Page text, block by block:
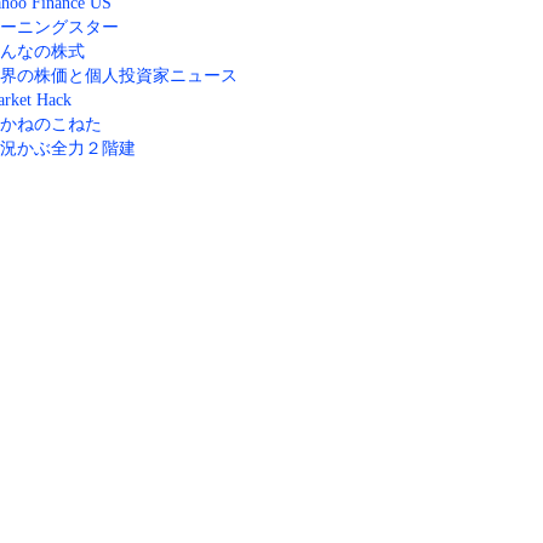
ニングスター
なの株式
の株価と個人投資家ニュース
Hack
ねのこねた
かぶ全力２階建